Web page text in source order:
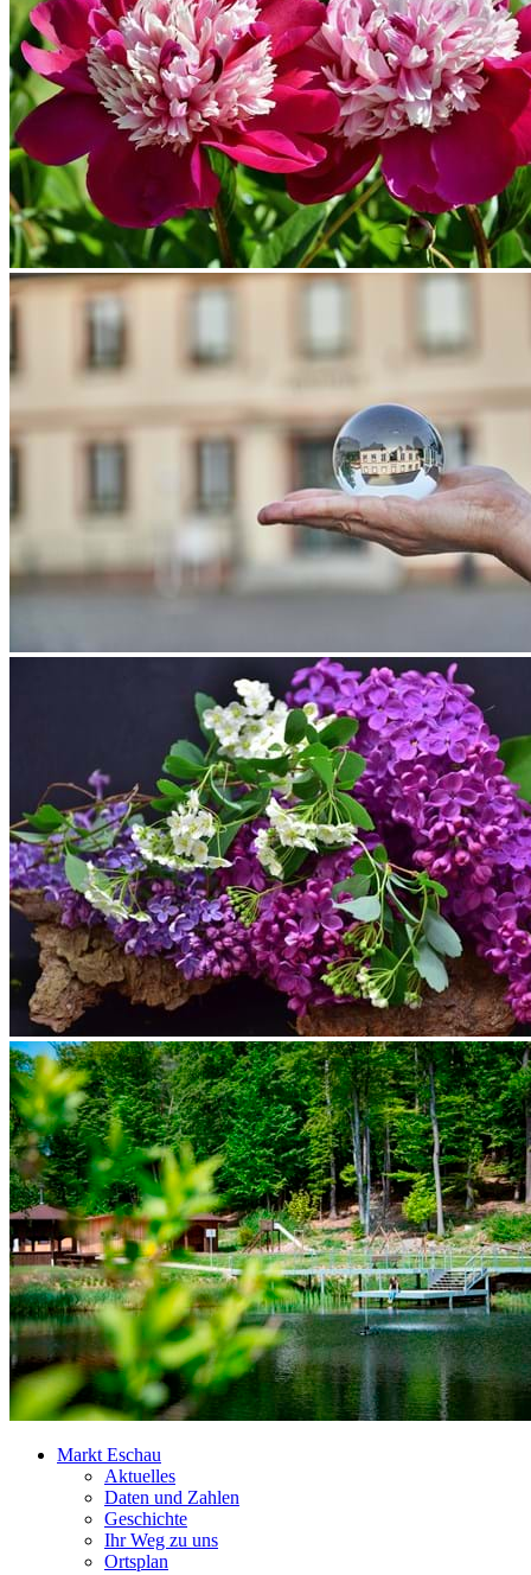
Markt Eschau
Aktuelles
Daten und Zahlen
Geschichte
Ihr Weg zu uns
Ortsplan